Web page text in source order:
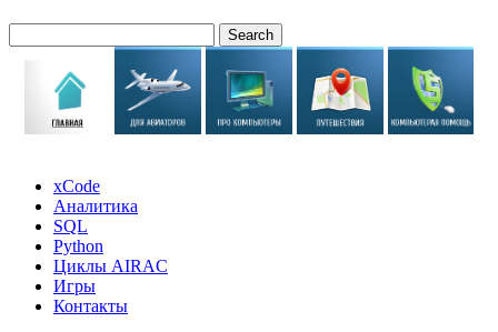
xCode
Аналитика
SQL
Python
Циклы AIRAC
Игры
Контакты